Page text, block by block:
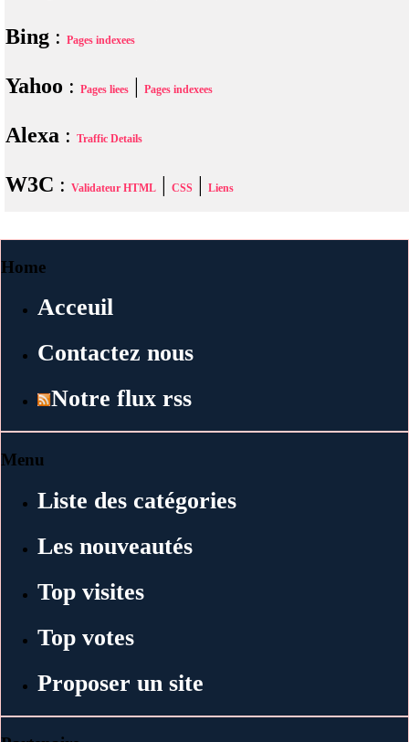
Bing : Pages indexees
Yahoo : Pages liees | Pages indexees
Alexa : Traffic Details
W3C : Validateur HTML | CSS | Liens
Home
Acceuil
Contactez nous
Notre flux rss
Menu
Liste des catégories
Les nouveautés
Top visites
Top votes
Proposer un site